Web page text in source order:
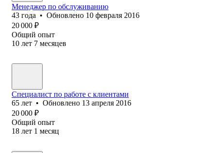
Менеджер по обслуживанию
43 года • Обновлено 10 февраля 2016
20 000 ₽
Общий опыт
10 лет 7 месяцев
Специалист по работе с клиентами
65 лет • Обновлено 13 апреля 2016
20 000 ₽
Общий опыт
18 лет 1 месяц